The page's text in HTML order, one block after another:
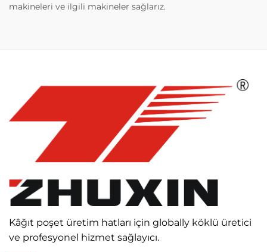
makineleri ve ilgili makineler sağlarız.
Kâğıt poşet üretim hatları için globally köklü üretici
ve profesyonel hizmet sağlayıcı.